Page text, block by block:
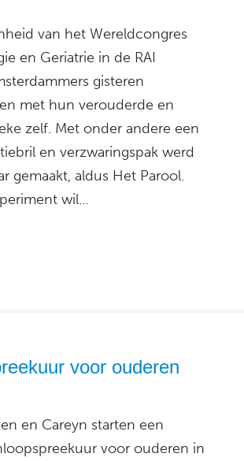
van het Wereldcongres
en Geriatrie in de RAI
gisteren
met hun verouderde en
zelf. Met onder andere een
en verzwaringspak werd
gemaakt, aldus Het Parool.
wil…
voor ouderen
en Careyn starten een
voor ouderen in